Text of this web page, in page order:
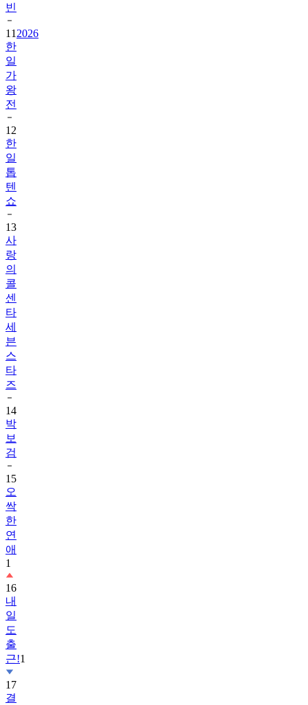
빈
11 2026
한
일
가
왕
전
12
한
일
톱
텐
쇼
13
사
랑
의
콜
센
타
세
븐
스
타
즈
14
박
보
검
15
오
싹
한
연
애
1
16
내
일
도
출
근!1
17
결